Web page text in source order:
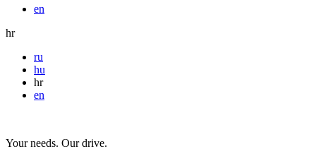
en
hr
ru
hu
hr
en
Your needs. Our drive.